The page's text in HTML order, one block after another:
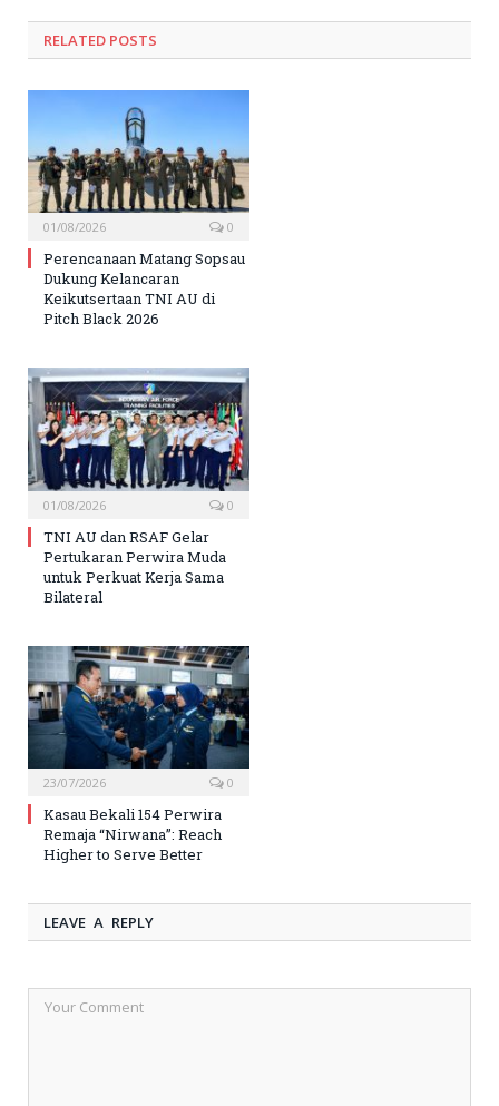
RELATED POSTS
01/08/2026 0
Perencanaan Matang Sopsau
Dukung Kelancaran
Keikutsertaan TNI AU di
Pitch Black 2026
01/08/2026 0
TNI AU dan RSAF Gelar
Pertukaran Perwira Muda
untuk Perkuat Kerja Sama
Bilateral
23/07/2026 0
Kasau Bekali 154 Perwira
Remaja “Nirwana”: Reach
Higher to Serve Better
LEAVE A REPLY